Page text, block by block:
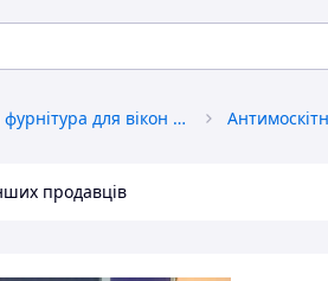
Аксесуари та фурнітура для вікон і дверей
продавців